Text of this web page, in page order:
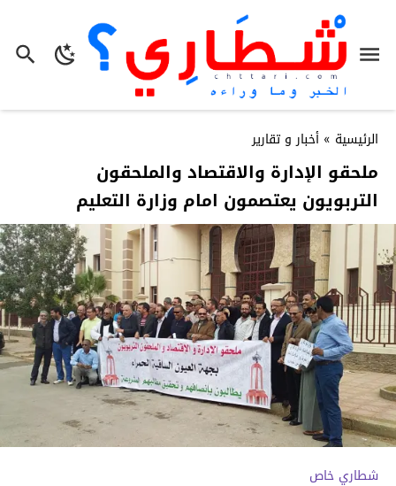
الرئيسية » أخبار و تقارير
ملحقو الإدارة والاقتصاد والملحقون
التربويون يعتصمون امام وزارة التعليم
شطاري خاص